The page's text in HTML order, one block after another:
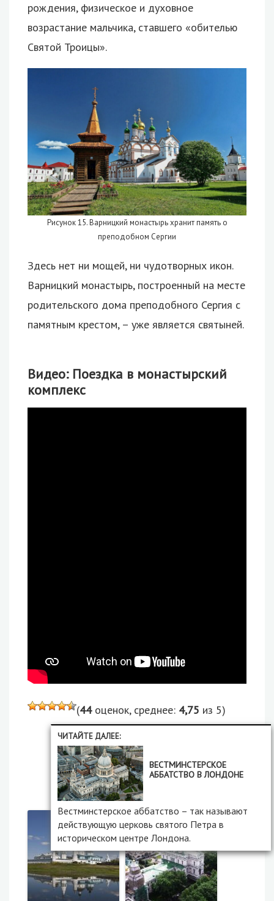
рождения, физическое и духовное
возрастание мальчика, ставшего «обителью
Святой Троицы».
Рисунок 15. Варницкий монастырь хранит память о
преподобном Сергии
Здесь нет ни мощей, ни чудотворных икон.
Варницкий монастырь, построенный на месте
родительского дома преподобного Сергия с
памятным крестом, – уже является святыней.
Видео: Поездка в монастырский
комплекс
(44оценок, среднее: 4,75 из 5)
ЕЩЁ ИНТЕРЕСНЫЕ
СООРУЖЕНИЯ
ЧИТАЙТЕ ДАЛЕЕ:
ВЕСТМИНСТЕРСКОЕ
АББАТСТВО В ЛОНДОНЕ
Вестминстерское аббатство – так называют
действующую церковь святого Петра в
историческом центре Лондона.